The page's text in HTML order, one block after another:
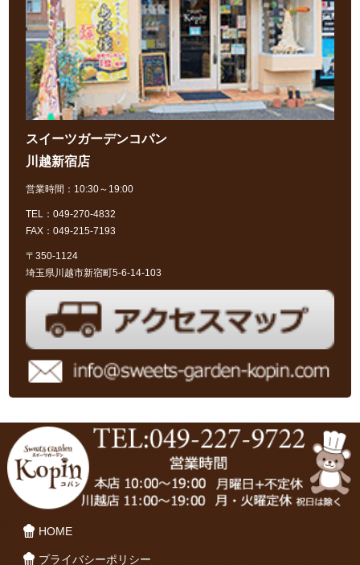
スイーツガーデンコパン
川越新宿店
営業時間：10:30～19:00
TEL：049-270-4832
FAX：049-215-7193
〒350-1124
埼玉県川越市新宿町5-6-14-103
HOME
プライバシーポリシー